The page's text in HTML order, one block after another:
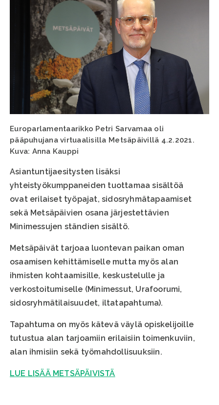
Europarlamentaarikko Petri Sarvamaa oli
pääpuhujana virtuaalisilla Metsäpäivillä 4.2.2021.
Kuva: Anna Kauppi
Asiantuntijaesitysten lisäksi
yhteistyökumppaneiden tuottamaa sisältöä
ovat erilaiset työpajat, sidosryhmätapaamiset
sekä Metsäpäivien osana järjestettävien
Minimessujen ständien sisältö.
Metsäpäivät tarjoaa luontevan paikan oman
osaamisen kehittämiselle mutta myös alan
ihmisten kohtaamisille, keskustelulle ja
verkostoitumiselle (Minimessut, Urafoorumi,
sidosryhmätilaisuudet, iltatapahtuma).
Tapahtuma on myös kätevä väylä opiskelijoille
tutustua alan tarjoamiin erilaisiin toimenkuviin,
alan ihmisiin sekä työmahdollisuuksiin.
LUE LISÄÄ METSÄPÄIVISTÄ